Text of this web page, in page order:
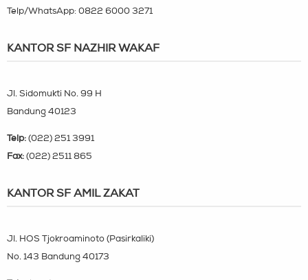
Telp/WhatsApp: 0822 6000 3271
KANTOR SF NAZHIR WAKAF
Jl. Sidomukti No. 99 H
Bandung 40123
Telp: (022) 251 3991
Fax: (022) 2511 865
KANTOR SF AMIL ZAKAT
Jl. HOS Tjokroaminoto (Pasirkaliki)
No. 143 Bandung 40173